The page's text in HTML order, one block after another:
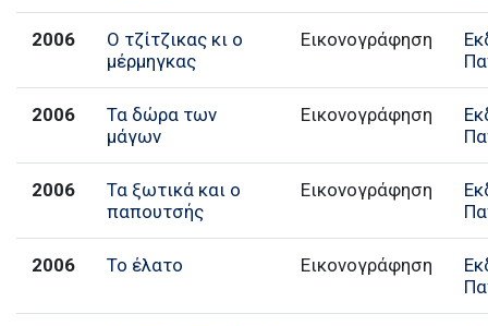
2006
Ο τζίτζικας κι ο
μέρμηγκας
Εικονογράφηση
2006
Τα δώρα των
μάγων
Εικονογράφηση
2006
Τα ξωτικά και ο
παπουτσής
Εικονογράφηση
2006 Το έλατο Εικονογράφηση